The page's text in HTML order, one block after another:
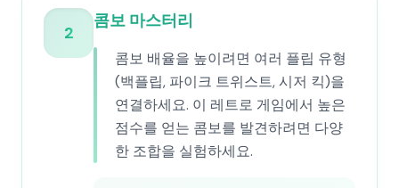
2
콤보 마스터리
콤보 배율을 높이려면 여러 플립 유형
(백플립, 파이크 트위스트, 시저 킥)을
연결하세요. 이 레트로 게임에서 높은
점수를 얻는 콤보를 발견하려면 다양
한 조합을 실험하세요.